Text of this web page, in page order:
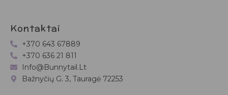
Kontaktai
+370 643 67889
+370 636 21 811
Info@bunnytail.lt
Bažnyčių G. 3, Tauragė 72253